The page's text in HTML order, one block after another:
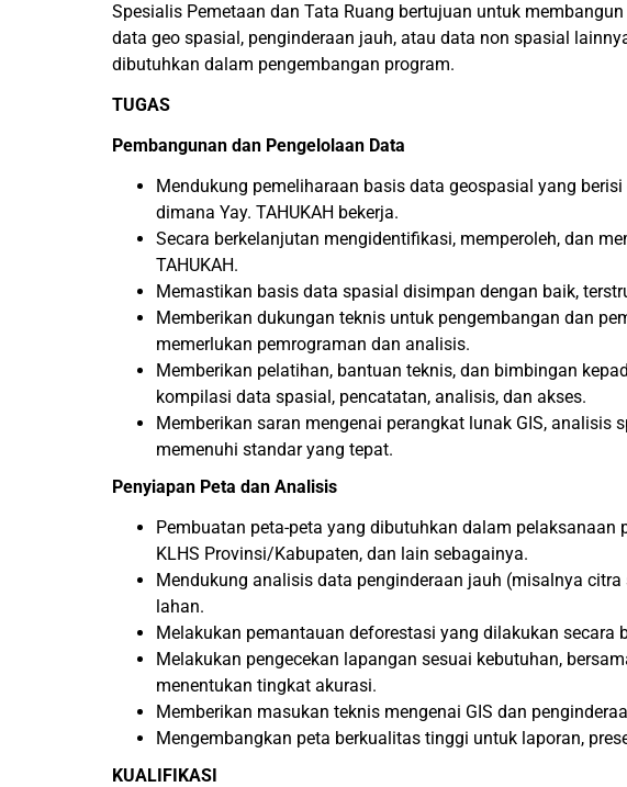
Spesialis Pemetaan dan Tata Ruang bertujuan untuk
data geo spasial, penginderaan jauh, atau data non spasial
dibutuhkan dalam pengembangan program.
TUGAS
Pembangunan dan Pengelolaan Data
Mendukung pemeliharaan basis data geospasial yang
dimana Yay. TAHUKAH bekerja.
Secara berkelanjutan mengidentifikasi, memperoleh, dan
TAHUKAH.
Memastikan basis data spasial disimpan dengan baik,
Memberikan dukungan teknis untuk pengembangan dan
memerlukan pemrograman dan analisis.
Memberikan pelatihan, bantuan teknis, dan bimbingan
kompilasi data spasial, pencatatan, analisis, dan akses.
Memberikan saran mengenai perangkat lunak GIS,
memenuhi standar yang tepat.
Penyiapan Peta dan Analisis
Pembuatan peta-peta yang dibutuhkan dalam
KLHS Provinsi/Kabupaten, dan lain sebagainya.
Mendukung analisis data penginderaan jauh (misalnya
lahan.
Melakukan pemantauan deforestasi yang dilakukan secara
Melakukan pengecekan lapangan sesuai kebutuhan,
menentukan tingkat akurasi.
Memberikan masukan teknis mengenai GIS dan
Mengembangkan peta berkualitas tinggi untuk laporan,
KUALIFIKASI